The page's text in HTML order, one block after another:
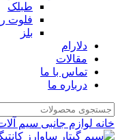
طبلک
فلوت
بلز
دلارام
مقالات
تماس با ما
درباره ما
خانه لوازم جانبی سیم